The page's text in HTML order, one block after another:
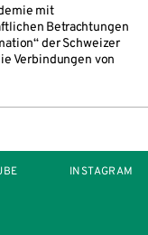
mit
Betrachtungen
der Schweizer
Verbindungen von
INSTAGRAM